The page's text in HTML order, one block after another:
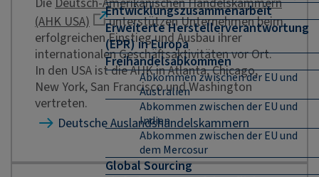
Entwicklungszusammenarbeit
Erweiterte Herstellerverantwortung
(EPR) in Europa
Freihandelsabkommen
Abkommen zwischen der EU und
Australien
Abkommen zwischen der EU und
Indien
Abkommen zwischen der EU und
dem Mercosur
Global Sourcing
(AHK USA)
unterstützen Unternehmen beim
erfolgreichen Einstieg und Ausbau ihrer
internationalen Geschäftsaktivitäten vor Ort.
In den USA ist die AHK in Atlanta, Chicago,
New York, San Francisco und Washington
vertreten.
Deutsche Auslandshandelskammern